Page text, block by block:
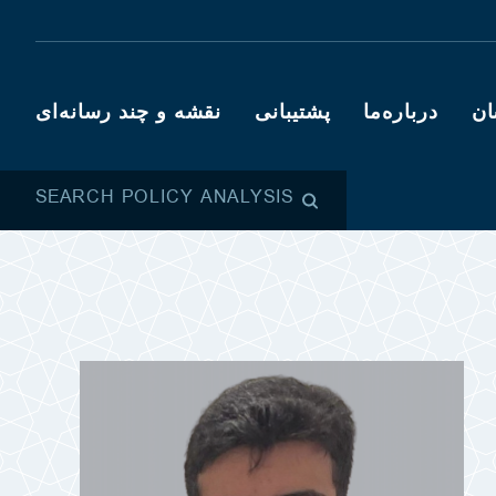
درباره‌ما پشتیبانی نقشه و چند رسانه‌ای
SEARCH POLICY ANALYSIS